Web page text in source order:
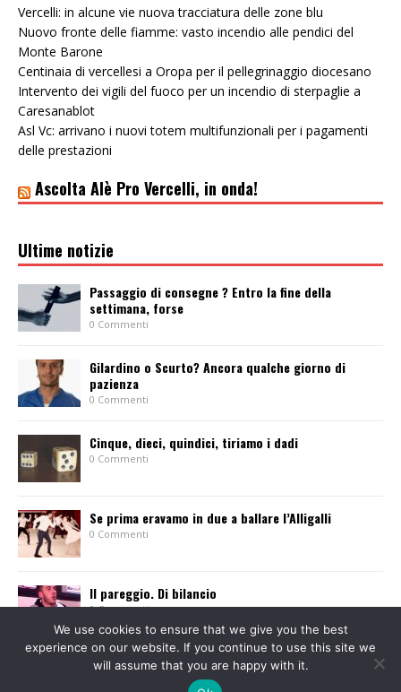
Vercelli: in alcune vie nuova tracciatura delle zone blu
Nuovo fronte delle fiamme: vasto incendio alle pendici del
Monte Barone
Centinaia di vercellesi a Oropa per il pellegrinaggio diocesano
Intervento dei vigili del fuoco per un incendio di sterpaglie a
Caresanablot
Asl Vc: arrivano i nuovi totem multifunzionali per i pagamenti
delle prestazioni
Ascolta Alè Pro Vercelli, in onda!
Ultime notizie
Passaggio di consegne ? Entro la fine della
settimana, forse
0 Commenti
Gilardino o Scurto? Ancora qualche giorno di
pazienza
0 Commenti
Cinque, dieci, quindici, tiriamo i dadi
0 Commenti
Se prima eravamo in due a ballare l’Alligalli
0 Commenti
Il pareggio. Di bilancio
0 Commenti
We use cookies to ensure that we give you the best
experience on our website. If you continue to use this site we
will assume that you are happy with it.